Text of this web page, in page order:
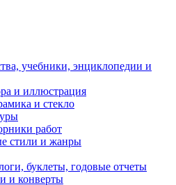
учебники, энциклопедии и
и иллюстрация
и стекло
работ
стили и жанры
буклеты, годовые отчеты
и конверты